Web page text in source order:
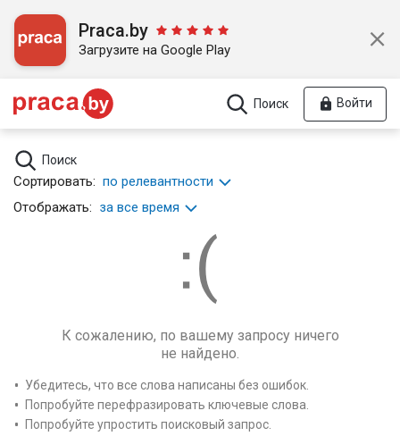
Praca.by
Загрузите на Google Play
Поиск Войти
Поиск
Сортировать: по релевантности
Отображать: за все время
К сожалению, по вашему запросу ничего
не найдено.
Убедитесь, что все слова написаны без ошибок.
Попробуйте перефразировать ключевые слова.
Попробуйте упростить поисковый запрос.